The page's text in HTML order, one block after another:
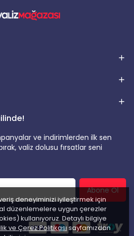
deneyiminizi iyileştirmek için
düzenlemelere uygun çerezler
kullanıyoruz. Detaylı bilgiye
ve Çerez Politikası sayfamızdan
ve indirimlerden ilk sen
valiz dolusu fırsatlar seni
Abone Ol